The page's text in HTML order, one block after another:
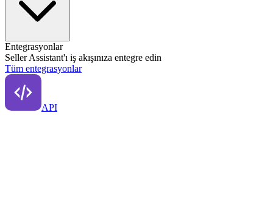
Entegrasyonlar
Seller Assistant'ı iş akışınıza entegre edin
Tüm entegrasyonlar
API